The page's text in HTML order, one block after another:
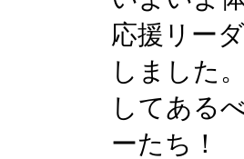
応援リー
しました
してある
ーたち！